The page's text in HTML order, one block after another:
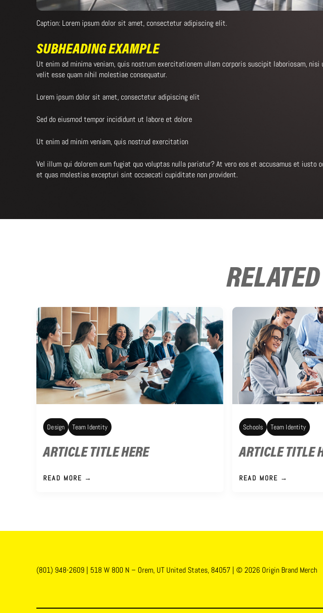
Caption: Lorem ipsum dolor sit amet, consectetur adipiscing elit.
SUBHEADING EXAMPLE
Ut enim ad minima veniam, quis nostrum exercitationem ullam corporis suscipit laboriosam,
velit esse quam nihil molestiae consequatur.
Lorem ipsum dolor sit amet, consectetur adipiscing elit
Sed do eiusmod tempor incididunt ut labore et dolore
Ut enim ad minim veniam, quis nostrud exercitation
Vel illum qui dolorem eum fugiat quo voluptas nulla pariatur? At vero eos et accusamus et
et quas molestias excepturi sint occaecati cupiditate non provident.
Design Team Identity
ARTICLE TITLE HERE
READ MORE →
Schools Team Identity
ARTICLE TITLE
READ MORE →
(801) 948-2609 | 518 W 800 N – Orem, UT United States, 84057 | © 2026 Origin Brand Merch